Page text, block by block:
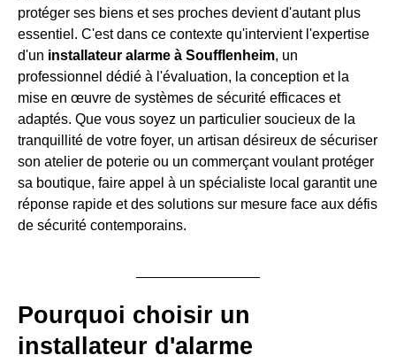
protéger ses biens et ses proches devient d'autant plus
essentiel. C'est dans ce contexte qu'intervient l'expertise
d'un installateur alarme à Soufflenheim, un
professionnel dédié à l'évaluation, la conception et la
mise en œuvre de systèmes de sécurité efficaces et
adaptés. Que vous soyez un particulier soucieux de la
tranquillité de votre foyer, un artisan désireux de sécuriser
son atelier de poterie ou un commerçant voulant protéger
sa boutique, faire appel à un spécialiste local garantit une
réponse rapide et des solutions sur mesure face aux défis
de sécurité contemporains.
Pourquoi choisir un
installateur d'alarme